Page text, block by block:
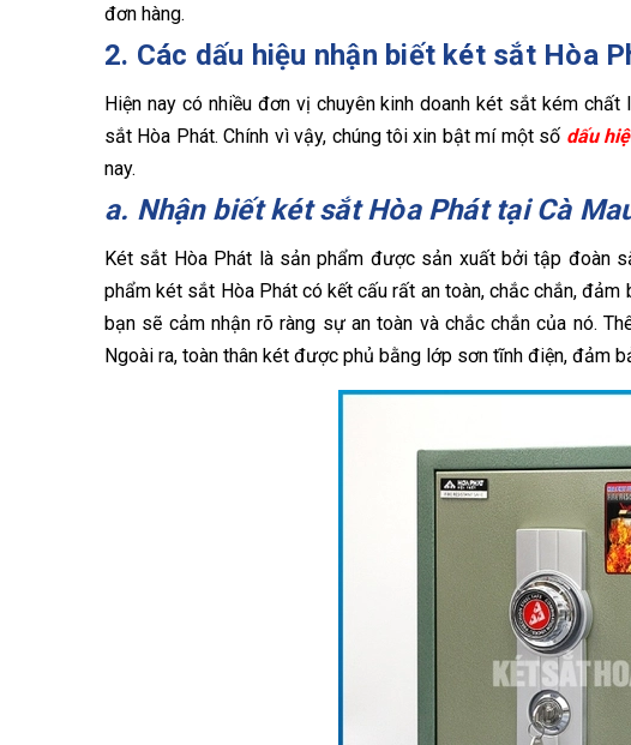
đơn hàng.
2. Các dấu hiệu nhận biết két sắt Hòa
Hiện nay có nhiều đơn vị chuyên kinh doanh két sắt kém
sắt Hòa Phát. Chính vì vậy, chúng tôi xin bật mí một số dấu
nay.
a. Nhận biết két sắt Hòa Phát tại Cà
Két sắt Hòa Phát là sản phẩm được sản xuất bởi tập đoàn
phẩm két sắt Hòa Phát có kết cấu rất an toàn, chắc chắn,
bạn sẽ cảm nhận rõ ràng sự an toàn và chắc chắn của nó.
Ngoài ra, toàn thân két được phủ bằng lớp sơn tĩnh điện, đảm